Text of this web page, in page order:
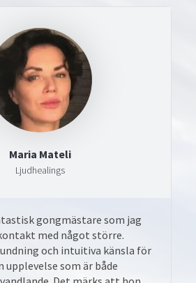
Maria Mateli
Ljudhealings
gongmästare som jag
med något större.
och intuitiva känsla för
upplevelse som är både